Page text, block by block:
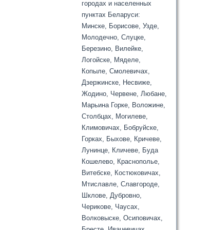
городах и населенных
пунктах Беларуси:
Минске, Борисове, Узде,
Молодечно, Слуцке,
Березино, Вилейке,
Логойске, Мяделе,
Копыле, Смолевичах,
Дзержинске, Несвиже,
Жодино, Червене, Любане,
Марьина Горке, Воложине,
Столбцах, Могилеве,
Климовичах, Бобруйске,
Горках, Быхове, Кричеве,
Лунинце, Кличеве, Буда
Кошелево, Краснополье,
Витебске, Костюковичах,
Мтиславле, Славгороде,
Шклове, Дубровно,
Черикове, Чаусах,
Волковыске, Осиповичах,